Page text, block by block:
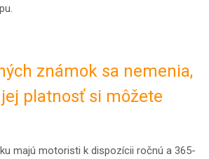
známok sa nemenia,
platnosť si môžete
majú motoristi k dispozícii ročnú a 365-